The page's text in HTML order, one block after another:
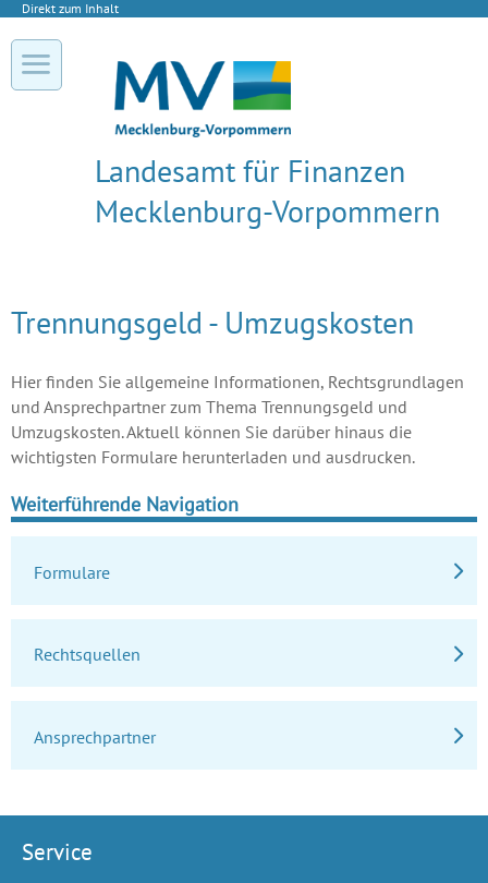
Direkt zum Inhalt
Landesamt für Finanzen
Mecklenburg-Vorpommern
Trennungsgeld - Umzugskosten
Hier finden Sie allgemeine Informationen, Rechtsgrundlagen
und Ansprechpartner zum Thema Trennungsgeld und
Umzugskosten. Aktuell können Sie darüber hinaus die
wichtigsten Formulare herunterladen und ausdrucken.
Weiterführende Navigation
Formulare
Rechtsquellen
Ansprechpartner
Service